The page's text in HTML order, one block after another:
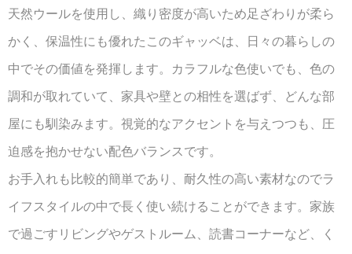
天然ウールを使用し、織り密度が高いため足ざわりが柔ら
かく、保温性にも優れたこのギャッベは、日々の暮らしの
中でその価値を発揮します。カラフルな色使いでも、色の
調和が取れていて、家具や壁との相性を選ばず、どんな部
屋にも馴染みます。視覚的なアクセントを与えつつも、圧
迫感を抱かせない配色バランスです。
お手入れも比較的簡単であり、耐久性の高い素材なのでラ
イフスタイルの中で長く使い続けることができます。家族
で過ごすリビングやゲストルーム、読書コーナーなど、く